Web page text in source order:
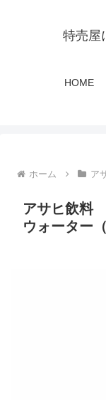
特売屋
HOME
ホーム ア
アサヒ飲料
ウォーター